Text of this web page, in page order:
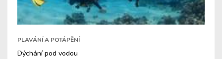
PLAVÁNÍ A POTÁPĚNÍ
Dýchání pod vodou